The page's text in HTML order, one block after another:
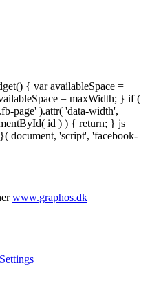
{ var availableSpace =
= maxWidth; } if (
page' ).attr( 'data-width',
id ) ) { return; } js =
document, 'script', 'facebook-
www.graphos.dk
Settings